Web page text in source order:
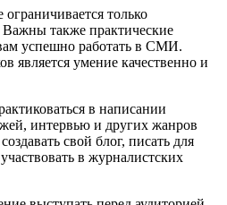
только
также практические
успешно работать в СМИ.
является умение качественно и
в написании
интервью и других жанров
свой блог, писать для
в журналистских